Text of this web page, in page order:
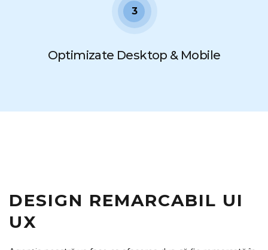
3
Optimizate Desktop & Mobile
DESIGN REMARCABIL UI
UX